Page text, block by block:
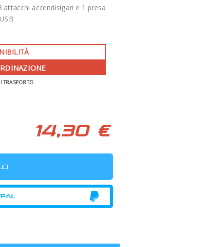
accendisigari e 1 presa
USB
TRASPORTO
14,30 €